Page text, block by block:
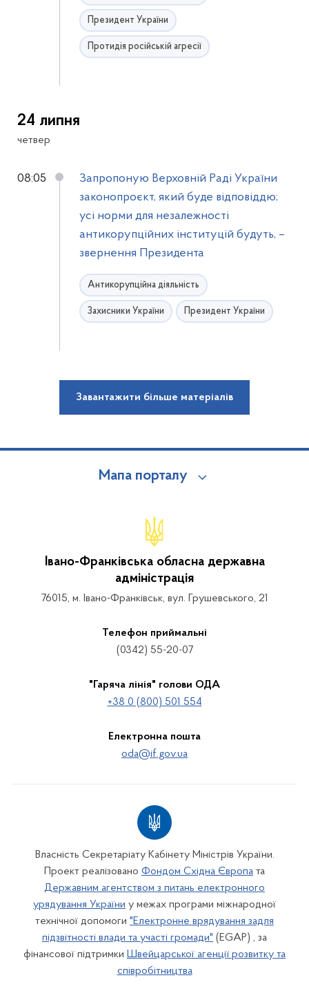
Президент України
Протидія російській агресії
24 липня
четвер
08:05
Запропоную Верховній Раді України
законопроєкт, який буде відповіддю;
усі норми для незалежності
антикорупційних інституцій будуть, –
звернення Президента
Антикорупційна діяльність
Захисники України Президент України
Завантажити більше матеріалів
Мапа порталу
Івано-Франківська обласна державна
адміністрація
76015, м. Івано-Франківськ, вул. Грушевського, 21
Телефон приймальні
(0342) 55-20-07
"Гаряча лінія" голови ОДА
+38 0 (800) 501 554
Електронна пошта
oda@if.gov.ua
Власність Секретаріату Кабінету Міністрів України.
Проект реалізовано Фондом Східна Європа та
Державним агентством з питань електронного
урядування України у межах програми міжнародної
технічної допомоги "Електронне врядування задля
підзвітності влади та участі громади" (EGAP) , за
фінансової підтримки Швейцарської агенції розвитку та
співробітництва